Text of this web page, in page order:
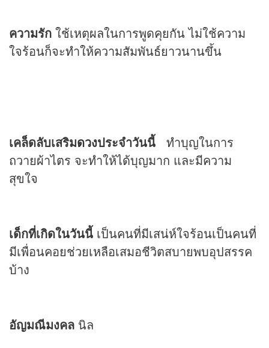
ความรัก ใช้เหตุผลในการพูดคุยกัน ไม่ใช้ความ
ใจร้อนก็จะทำให้ความสัมพันธ์ยาวนานขึ้น
เคล็ดลับเสริมดวงประจำวันนี้
ทำบุญในการ
ถวายผ้าไตร จะทำให้ได้บุญมาก และมีความ
สุขใจ
เด็กที่เกิดในวันนี้ เป็นคนที่มีเสน่ห์ใจร้อนเป็นคนที่
มีเพื่อนคอยช่วยเหลือเสมอชีวิตสบายพบอุปสรรค
บ้าง
อัญมณีมงคล นิล